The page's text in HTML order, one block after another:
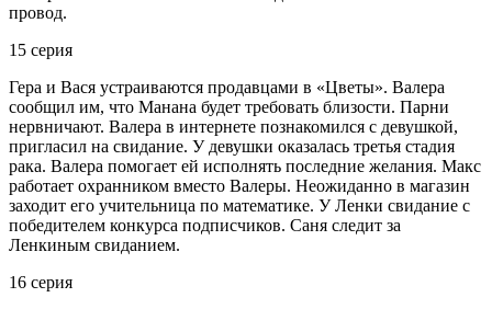
провод.
15 серия
Гера и Вася устраиваются продавцами в «Цветы». Валера
сообщил им, что Манана будет требовать близости. Парни
нервничают. Валера в интернете познакомился с девушкой,
пригласил на свидание. У девушки оказалась третья стадия
рака. Валера помогает ей исполнять последние желания. Макс
работает охранником вместо Валеры. Неожиданно в магазин
заходит его учительница по математике. У Ленки свидание с
победителем конкурса подписчиков. Саня следит за
Ленкиным свиданием.
16 серия